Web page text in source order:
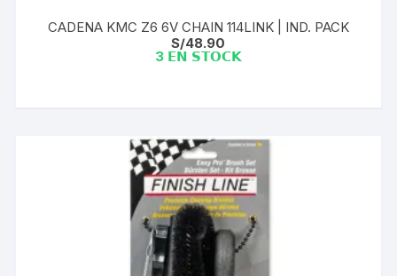
CADENA KMC Z6 6V CHAIN 114LINK | IND. PACK
S/48.90
3 𝗘𝗡 𝗦𝗧𝗢𝗖𝗞